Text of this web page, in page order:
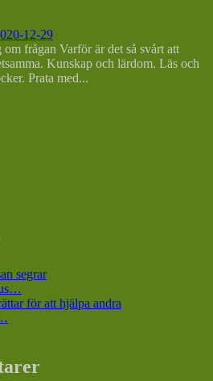
12-29
frågan Varför är det så svårt att
Kunskap och lärdom. Läs och
Prata med...
segrar
för att hjälpa andra